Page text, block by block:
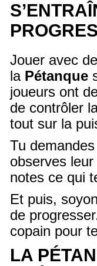
Jouer avec
laPétanque
joueurs ont
de contrôler
tout sur la
Tu
observes
notes ce qui
Et puis,
de
copain pour
LA